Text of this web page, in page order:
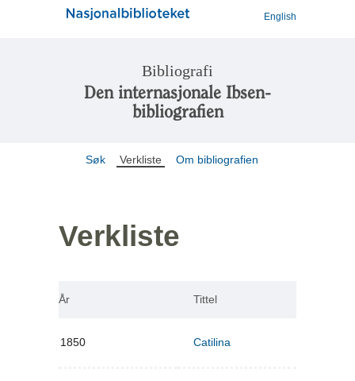
English
Bibliografi
Den internasjonale Ibsen-
bibliografien
Søk Verkliste Om bibliografien
Verkliste
År Tittel
1850 Catilina